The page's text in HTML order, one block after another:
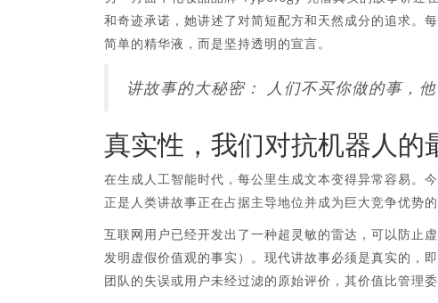
和奇迹承诺，她讲述了对简短配方和天然成分的追求。
简单的精华液，而是坚持透明的宣言。
讲故事的大秘密： 人们不买你做的事，
真实性，我们对抗机器人的
在生成人工智能时代，每公里生成文本变得异常容易。
正是人类讲故事正在占据主导地位并成为巨大竞争优势的
互联网用户已经开发出了一种超灵敏的雷达，可以防止
发明虚假价值观的事实）。现代讲故事必须是真实的，
团队的失误或用户未经过滤的原始评价，其价值比管理